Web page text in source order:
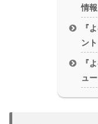
情報
『
ント
『
ュー